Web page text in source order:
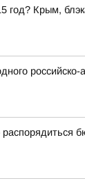
Крым,